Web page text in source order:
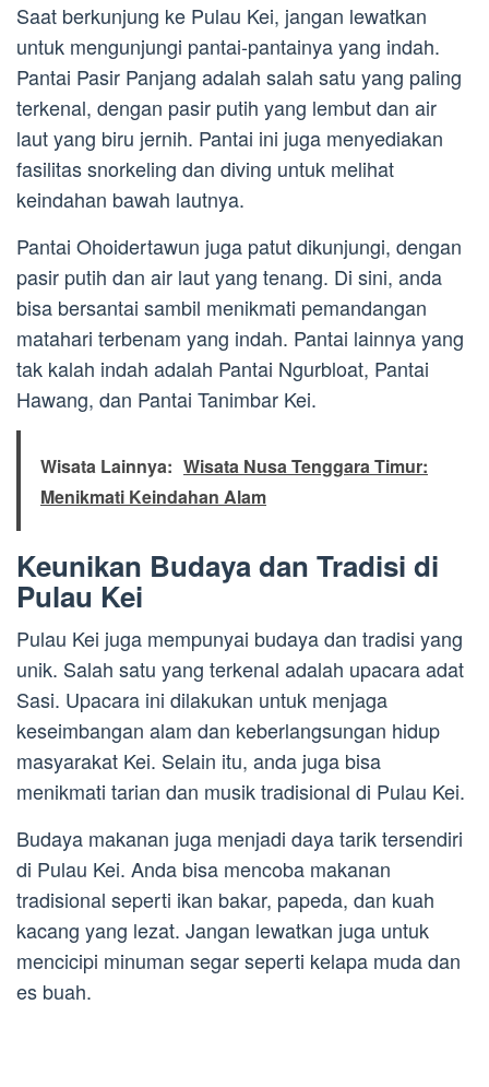
Saat berkunjung ke Pulau Kei, jangan lewatkan
untuk mengunjungi pantai-pantainya yang indah.
Pantai Pasir Panjang adalah salah satu yang paling
terkenal, dengan pasir putih yang lembut dan air
laut yang biru jernih. Pantai ini juga menyediakan
fasilitas snorkeling dan diving untuk melihat
keindahan bawah lautnya.
Pantai Ohoidertawun juga patut dikunjungi, dengan
pasir putih dan air laut yang tenang. Di sini, anda
bisa bersantai sambil menikmati pemandangan
matahari terbenam yang indah. Pantai lainnya yang
tak kalah indah adalah Pantai Ngurbloat, Pantai
Hawang, dan Pantai Tanimbar Kei.
Wisata Lainnya: Wisata Nusa Tenggara Timur:
Menikmati Keindahan Alam
Keunikan Budaya dan Tradisi di
Pulau Kei
Pulau Kei juga mempunyai budaya dan tradisi yang
unik. Salah satu yang terkenal adalah upacara adat
Sasi. Upacara ini dilakukan untuk menjaga
keseimbangan alam dan keberlangsungan hidup
masyarakat Kei. Selain itu, anda juga bisa
menikmati tarian dan musik tradisional di Pulau Kei.
Budaya makanan juga menjadi daya tarik tersendiri
di Pulau Kei. Anda bisa mencoba makanan
tradisional seperti ikan bakar, papeda, dan kuah
kacang yang lezat. Jangan lewatkan juga untuk
mencicipi minuman segar seperti kelapa muda dan
es buah.